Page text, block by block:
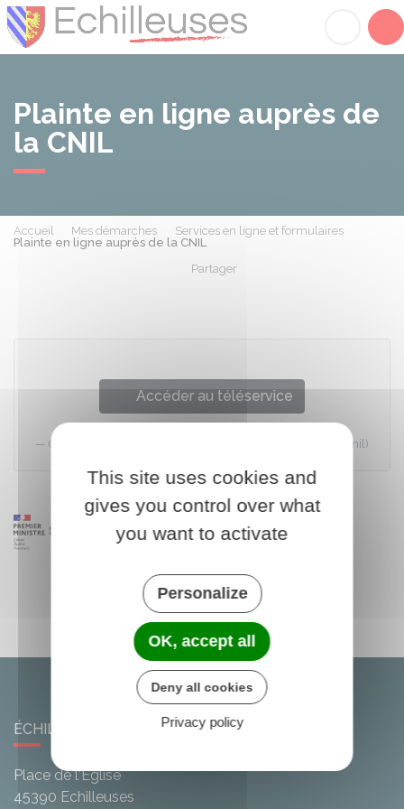
Plainte en ligne auprès de
la CNIL
Accueil Mes démarches
Services en ligne et formulaires
Plainte en ligne auprès de la CNIL
Partager
Accéder au téléservice
Commission nationale de l'informatique et des libertés (Cnil)
ÉCHILLEUSES
Place de l'Église
45390 Echilleuses
This site uses cookies and
gives you control over what
you want to activate
Personalize
OK, accept all
Deny all cookies
Privacy policy